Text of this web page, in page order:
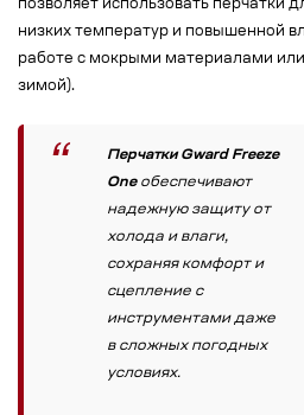
позволяет использовать перчатки
низких температур и повышенной
работе с мокрыми материалами
зимой).
Перчатки Gward Freeze
Oneобеспечивают
надежную защиту от
холода и влаги,
сохраняя комфорт и
сцепление с
инструментами даже
в сложных погодных
условиях.